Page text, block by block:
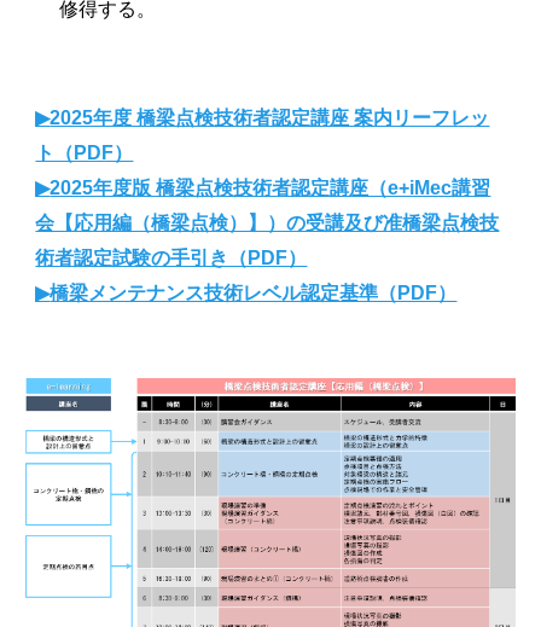
修得する。
▶2025年度 橋梁点検技術者認定講座 案内リーフレッ
ト（PDF）
▶2025年度版 橋梁点検技術者認定講座（e+iMec講習
会【応用編（橋梁点検）】）の受講及び准橋梁点検技
術者認定試験の手引き（PDF）
▶橋梁メンテナンス技術レベル認定基準（PDF）